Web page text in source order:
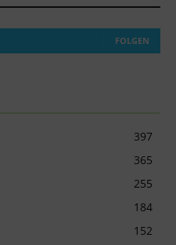
FOLGEN
397
365
255
184
152